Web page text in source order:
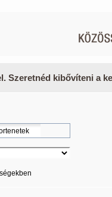
Szeretnéd kibővíteni a